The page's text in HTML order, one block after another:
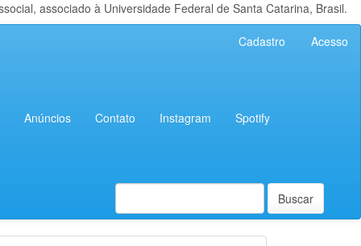
associado à Universidade Federal de Santa Catarina, Brasil.
Cadastro Acesso
Anúncios Contato Instagram Spotify
Buscar